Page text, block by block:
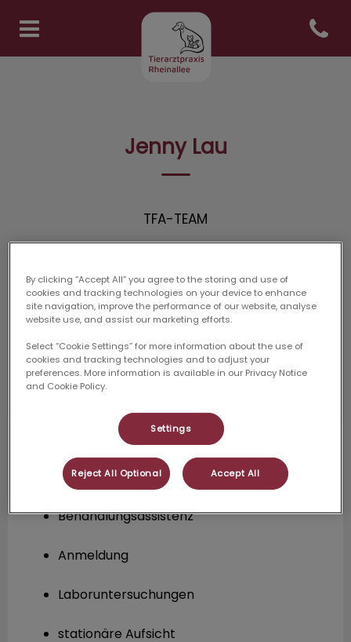
Homepage Tierarztpraxis
Open
Jenny Lau
TFA-TEAM
In Ausbildung zur TFA
Schwerpunkte:
Behandlungsassistenz
Anmeldung
Laboruntersuchungen
stationäre Aufsicht
By clicking “Accept All” you agree to the storing and use of
cookies and tracking technologies on your device to enhance
site navigation, improve the performance of our website, analyse
website use, and assist our marketing efforts.
Select “Cookie Settings” for more information about the use of
cookies and tracking technologies and to adjust your
preferences. More information is available in our Privacy Notice
and Cookie Policy.
Settings
Reject All Optional Accept All